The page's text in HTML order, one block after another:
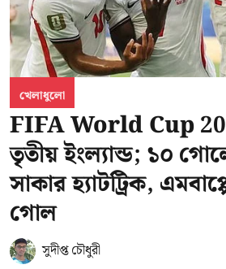
খেলাধুলো
FIFA World Cup
তৃতীয় ইংল্যান্ড; ১০
সাকার হ্যাটট্রিক,
গোল
সুদীপ্ত চৌধুরী